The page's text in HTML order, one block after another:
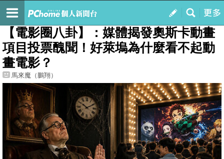
我的
最新文章
【電影圈八卦】：媒體揭發奧斯卡動畫
項目投票醜聞！好萊塢為什麼看不起動
畫電影？
馬來魔（鵬翔）